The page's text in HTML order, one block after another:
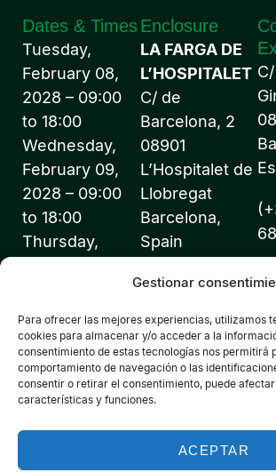
Gestionar
Para ofrecer las mejores experiencias, utilizamos
cookies para almacenar y/o acceder a la
consentimiento de estas tecnologías nos permitirá
comportamiento de navegación o las
consentir o retirar el consentimiento, puede
características y funciones.
ACEPTAR
Dates & Times
Tuesday,
February 08,
2028 – 09:00
to 18:00
Wednesday,
February 09,
2028 – 09:00
to 18:00
Thursday,
to 18:00
Enclosure
LA FARGA DE
L’HOSPITALET
C/ de
Barcelona, 2
08901
L’Hospitalet de
Llobregat
Barcelona,
Spain
PROFEI SL – NIF: B60035490 – Commercial
volume 22,184, sheet nºB-